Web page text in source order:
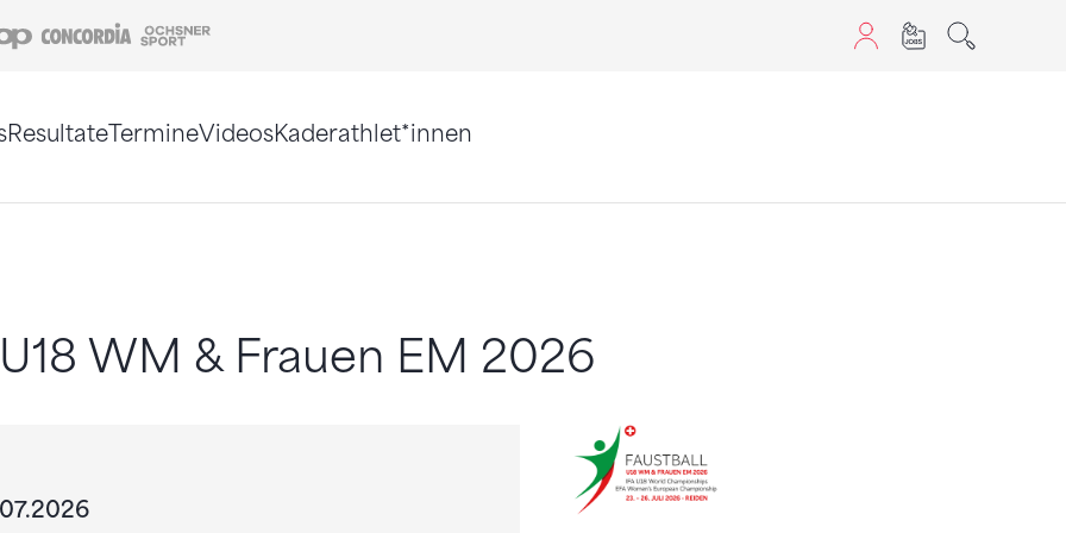
Coop Concordia
ResultateTermineVideosKaderathlet*innen
WM & Frauen EM 2026